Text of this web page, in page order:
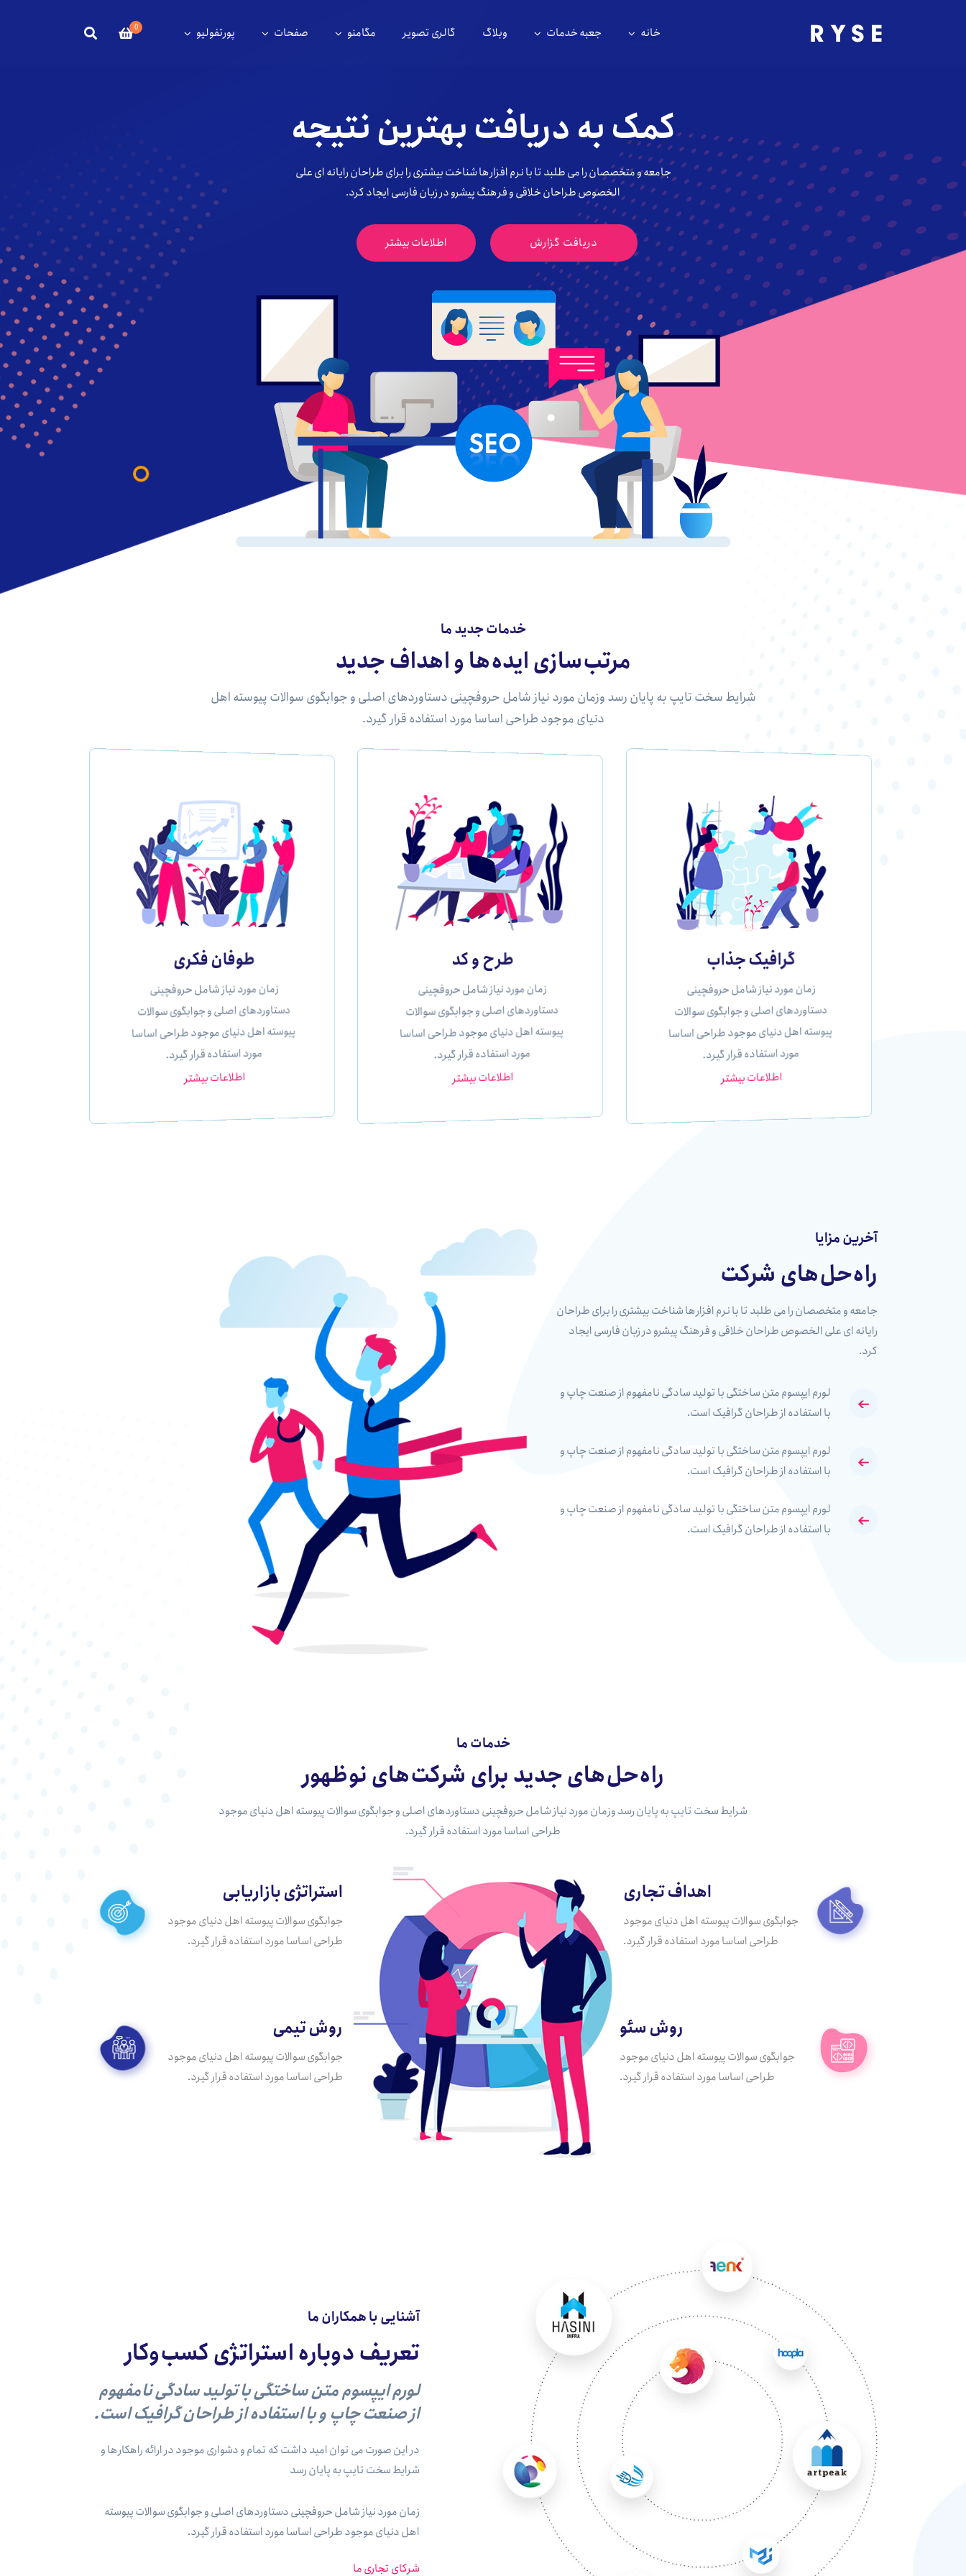
0 خانه جعبه خدمات وبلاگ گالری تصویر مگامنو صفحات پورتفولیو
کمک به دریافت بهترین نتیجه
جامعه و متخصصان را می طلبد تا با نرم افزارها شناخت بیشتری را برای طراحان رایانه ای علی
الخصوص طراحان خلاقی و فرهنگ پیشرو در زبان فارسی ایجاد کرد.
دریافت گزارش اطلاعات بیشتر
خدمات جدید ما
مرتب‌سازی ایده‌ها و اهداف جدید
شرایط سخت تایپ به پایان رسد وزمان مورد نیاز شامل حروفچینی دستاوردهای اصلی و جوابگوی سوالات پیوسته اهل
دنیای موجود طراحی اساسا مورد استفاده قرار گیرد.
گرافیک جذاب
زمان مورد نیاز شامل حروفچینی
دستاوردهای اصلی و جوابگوی سوالات
پیوسته اهل دنیای موجود طراحی اساسا
مورد استفاده قرار گیرد.
اطلاعات بیشتر
طرح و کد
زمان مورد نیاز شامل حروفچینی
دستاوردهای اصلی و جوابگوی سوالات
پیوسته اهل دنیای موجود طراحی اساسا
مورد استفاده قرار گیرد.
اطلاعات بیشتر
طوفان فکری
زمان مورد نیاز شامل حروفچینی
دستاوردهای اصلی و جوابگوی سوالات
پیوسته اهل دنیای موجود طراحی اساسا
مورد استفاده قرار گیرد.
اطلاعات بیشتر
آخرین مزایا
راه‌حل‌های شرکت
جامعه و متخصصان را می طلبد تا با نرم افزارها شناخت بیشتری را برای طراحان
رایانه ای علی الخصوص طراحان خلاقی و فرهنگ پیشرو در زبان فارسی ایجاد
کرد.
لورم ایپسوم متن ساختگی با تولید سادگی نامفهوم از صنعت چاپ و
با استفاده از طراحان گرافیک است.
لورم ایپسوم متن ساختگی با تولید سادگی نامفهوم از صنعت چاپ و
با استفاده از طراحان گرافیک است.
لورم ایپسوم متن ساختگی با تولید سادگی نامفهوم از صنعت چاپ و
با استفاده از طراحان گرافیک است.
خدمات ما
راه‌حل‌های جدید برای شرکت‌های نوظهور
شرایط سخت تایپ به پایان رسد وزمان مورد نیاز شامل حروفچینی دستاوردهای اصلی و جوابگوی سوالات پیوسته اهل دنیای موجود
طراحی اساسا مورد استفاده قرار گیرد.
اهداف تجاری
جوابگوی سوالات پیوسته اهل دنیای موجود
طراحی اساسا مورد استفاده قرار گیرد.
روش سئو
جوابگوی سوالات پیوسته اهل دنیای موجود
طراحی اساسا مورد استفاده قرار گیرد.
استراتژی بازاریابی
جوابگوی سوالات پیوسته اهل دنیای موجود
طراحی اساسا مورد استفاده قرار گیرد.
روش تیمی
جوابگوی سوالات پیوسته اهل دنیای موجود
طراحی اساسا مورد استفاده قرار گیرد.
آشنایی با همکاران ما
تعریف دوباره استراتژی کسب‌وکار
لورم ایپسوم متن ساختگی با تولید سادگی نامفهوم
از صنعت چاپ و با استفاده از طراحان گرافیک است.
در این صورت می توان امید داشت که تمام و دشواری موجود در ارائه راهکارها و
شرایط سخت تایپ به پایان رسد
زمان مورد نیاز شامل حروفچینی دستاوردهای اصلی و جوابگوی سوالات پیوسته
اهل دنیای موجود طراحی اساسا مورد استفاده قرار گیرد.
شرکای تجاری ما